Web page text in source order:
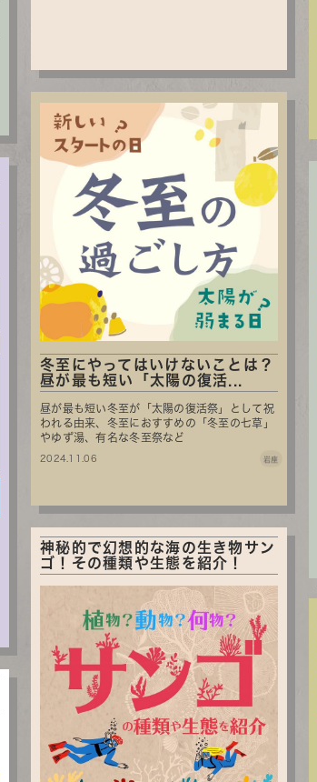
冬至にやってはいけないことは？
昼が最も短い「太陽の復活...
昼が最も短い冬至が「太陽の復活祭」として祝
われる由来、冬至におすすめの「冬至の七草」
やゆず湯、有名な冬至祭など
2024.11.06 岩座
神秘的で幻想的な海の生き物サン
ゴ！その種類や生態を紹介！